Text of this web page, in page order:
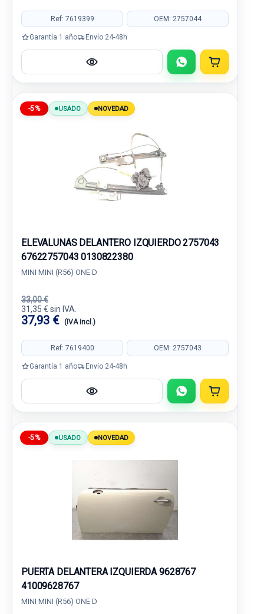
Ref: 7619399 OEM: 2757044
Garantía 1 año Envío 24-48h
-5% USADO NOVEDAD
ELEVALUNAS DELANTERO IZQUIERDO 2757043
67622757043 0130822380
MINI MINI (R56) ONE D
33,00 €
31,35 € sin IVA.
37,93 € (IVA incl.)
Ref: 7619400 OEM: 2757043
Garantía 1 año Envío 24-48h
-5% USADO NOVEDAD
PUERTA DELANTERA IZQUIERDA 9628767
41009628767
MINI MINI (R56) ONE D